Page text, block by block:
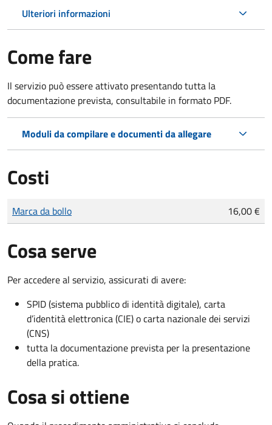
Ulteriori informazioni
Come fare
Il servizio può essere attivato presentando tutta la
documentazione prevista, consultabile in formato PDF.
Moduli da compilare e documenti da allegare
Costi
Tipo di pagamento
Importo
Marca da bollo 16,00 €
Cosa serve
Per accedere al servizio, assicurati di avere:
SPID (sistema pubblico di identità digitale), carta
d’identità elettronica (CIE) o carta nazionale dei servizi
(CNS)
tutta la documentazione prevista per la presentazione
della pratica.
Cosa si ottiene